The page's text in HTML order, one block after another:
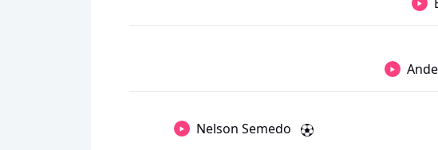
Nelson Semedo